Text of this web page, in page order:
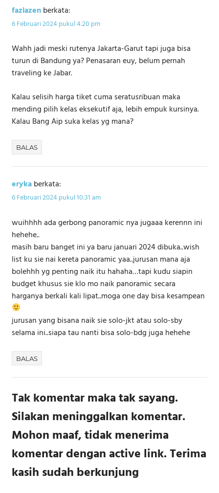
faziazenberkata:
6 Februari 2024 pukul 4:20 pm
Wahh jadi meski rutenya Jakarta-Garut tapi juga bisa
turun di Bandung ya? Penasaran euy, belum pernah
traveling ke Jabar.
Kalau selisih harga tiket cuma seratusribuan maka
mending pilih kelas eksekutif aja, lebih empuk kursinya.
Kalau Bang Aip suka kelas yg mana?
BALAS
erykaberkata:
6 Februari 2024 pukul 10:31 am
wuihhhh ada gerbong panoramic nya jugaaa kerennn ini
hehehe..
masih baru banget ini ya baru januari 2024 dibuka..wish
list ku sie nai kereta panoramic yaa..jurusan mana aja
bolehhh yg penting naik itu hahaha…tapi kudu siapin
budget khusus sie klo mo naik panoramic secara
harganya berkali kali lipat..moga one day bisa kesampean
jurusan yang bisana naik sie solo-jkt atau solo-sby
selama ini..siapa tau nanti bisa solo-bdg juga hehehe
BALAS
Tak komentar maka tak sayang.
Silakan meninggalkan komentar.
Mohon maaf, tidak menerima
komentar dengan active link. Terima
kasih sudah berkunjung